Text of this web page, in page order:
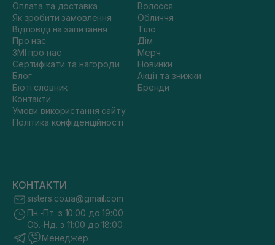
Оплата та доставка
Як зробити замовлення
Відповіді на запитання
Про нас
ЗМІ про нас
Сертифікати та нагороди
Блог
Бюті словник
Контакти
Умови використання сайту
Політика конфіденційності
Волосся
Обличчя
Тіло
Дім
Мерч
Новинки
Акції та знижки
Бренди
КОНТАКТИ
sisters.co.ua@gmail.com
Пн.-Пт. з 10:00 до 19:00
Сб.-Нд. з 11:00 до 18:00
Менеджер